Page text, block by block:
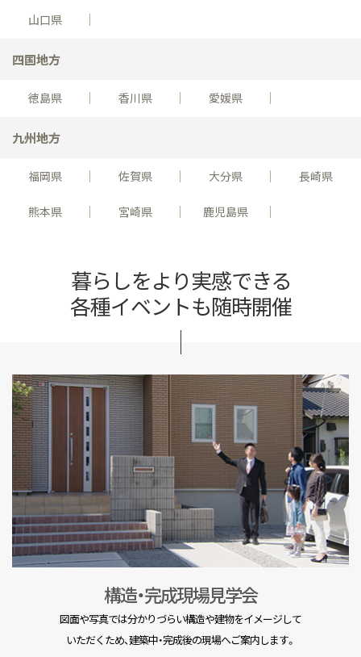
山口県
四国地方
徳島県 香川県 愛媛県
九州地方
福岡県 佐賀県 大分県 長崎県
熊本県 宮崎県 鹿児島県
暮らしをより実感できる
各種イベントも随時開催
構造・完成現場見学会
図面や写真では分かりづらい構造や建物をイメージして
いただくため、建築中・完成後の現場へご案内します。